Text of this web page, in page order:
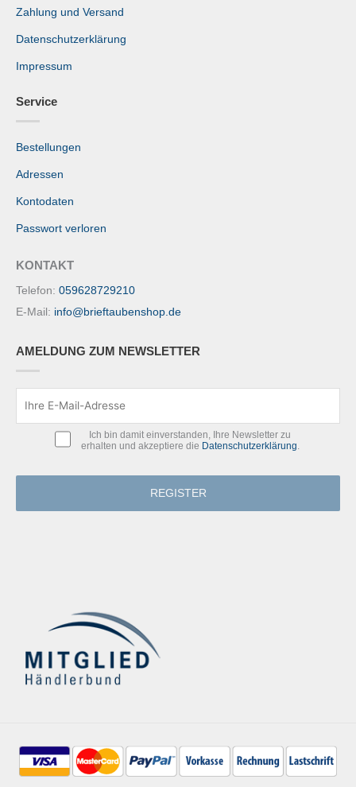
Zahlung und Versand
Datenschutzerklärung
Impressum
Service
Bestellungen
Adressen
Kontodaten
Passwort verloren
KONTAKT
Telefon: 059628729210
E-Mail: info@brieftaubenshop.de
AMELDUNG ZUM NEWSLETTER
Ich bin damit einverstanden, Ihre Newsletter zu
erhalten und akzeptiere die Datenschutzerklärung